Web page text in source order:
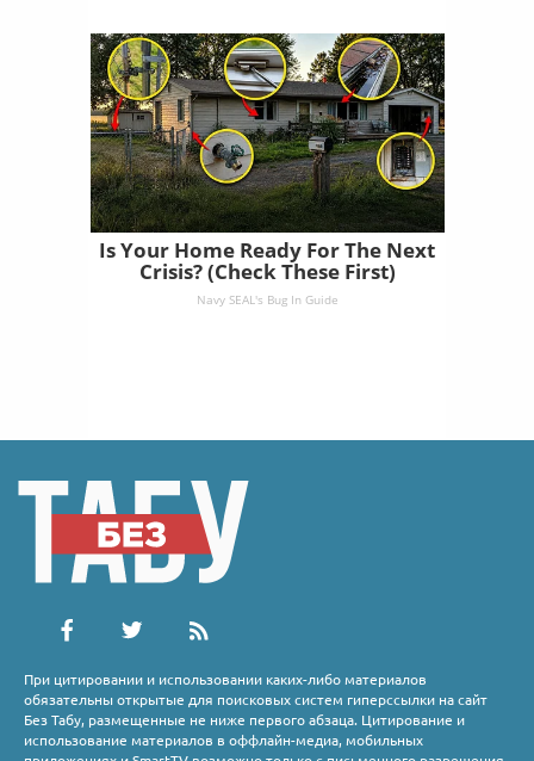
Is Your Home Ready For The Next
Crisis? (Check These First)
Navy SEAL's Bug In Guide
При цитировании и использовании каких-либо материалов
обязательны открытые для поисковых систем гиперссылки на сайт
Без Табу, размещенные не ниже первого абзаца. Цитирование и
использование материалов в оффлайн-медиа, мобильных